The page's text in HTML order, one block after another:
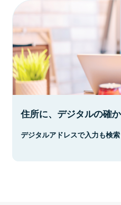
住所に、デジタルの確か
デジタルアドレスで入力も検索